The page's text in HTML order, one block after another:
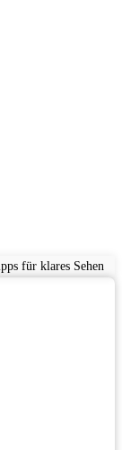
für klares Sehen